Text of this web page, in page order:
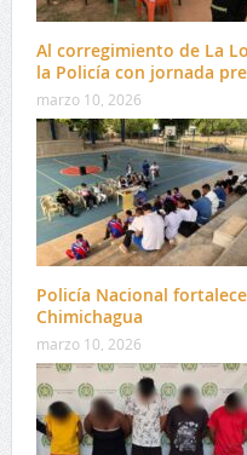
Al corregimiento de La
la Policía con jornada
marzo 10, 2026
Policía Nacional
Chimichagua
marzo 10, 2026